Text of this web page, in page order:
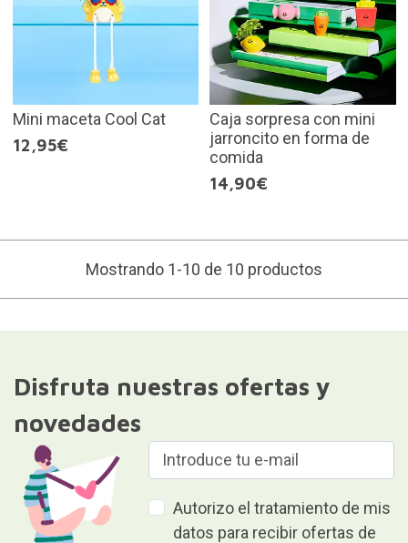
Mini maceta Cool Cat
12,95€
Caja sorpresa con mini
jarroncito en forma de
comida
14,90€
Mostrando 1-10 de 10 productos
Disfruta nuestras ofertas y
novedades
Autorizo el tratamiento de mis
datos para recibir ofertas de